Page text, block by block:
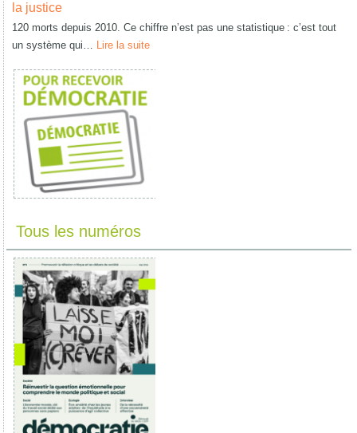
la justice
120 morts depuis 2010. Ce chiffre n’est pas une statistique : c’est tout
un système qui… Lire la suite
Tous les numéros